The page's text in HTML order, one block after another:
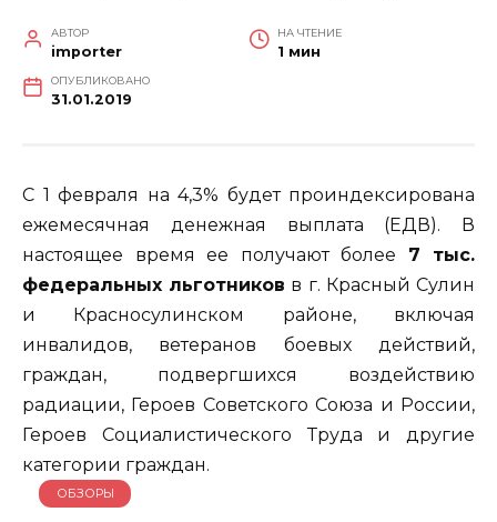
АВТОР
importer
НА ЧТЕНИЕ
1 мин
ОПУБЛИКОВАНО
31.01.2019
С 1 февраля на 4,3% будет проиндексирована
ежемесячная денежная выплата (ЕДВ). В
настоящее время ее получают более 7 тыс.
федеральных льготников в г. Красный Сулин
и Красносулинском районе, включая
инвалидов, ветеранов боевых действий,
граждан, подвергшихся воздействию
радиации, Героев Советского Союза и России,
Героев Социалистического Труда и другие
категории граждан.
ОБЗОРЫ